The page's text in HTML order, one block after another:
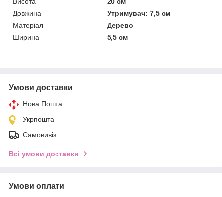
Довжина
Утримувач: 7,5 см
Матеріал
Дерево
Ширина
5,5 см
Умови доставки
Нова Пошта
Укрпошта
Самовивіз
Всі умови доставки
Умови оплати